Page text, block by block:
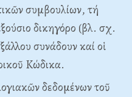
συμβουλίων, τή
δικηγόρο (βλ. σχ.
συνάδουν καί οἱ
Kώδικα.
δεδομένων τοῦ